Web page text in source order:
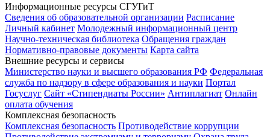
Информационные ресурсы СГУГиТ
Сведения об образовательной организации Расписание
Личный кабинет Молодежный информационный центр
Научно-техническая библиотека Обращения граждан
Нормативно-правовые документы Карта сайта
Внешние ресурсы и сервисы
Министерство науки и высшего образования РФ Федеральная
служба по надзору в сфере образования и науки Портал
Госуслуг Сайт «Стипендиаты России» Антиплагиат Онлайн
оплата обучения
Комплексная безопасность
Комплексная безопасность Противодействие коррупции